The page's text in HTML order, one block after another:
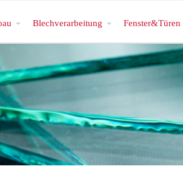
Blechverarbeitung Fenster&Türen